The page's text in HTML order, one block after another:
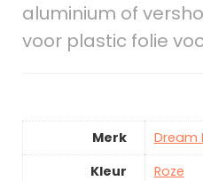
aluminium of
voor plastic folie
Merk
Dream
Kleur
Roze